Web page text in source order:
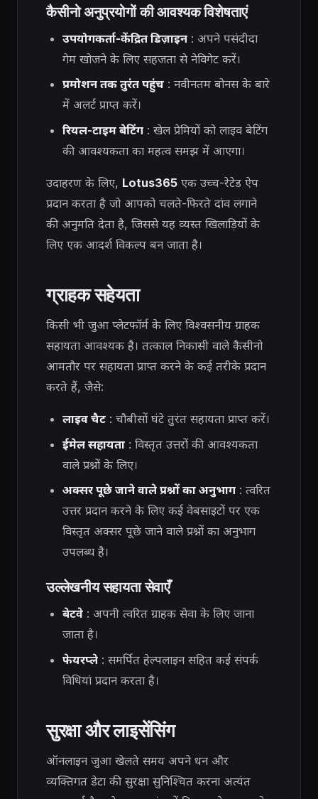
कैसीनो अनुप्रयोगों की आवश्यक विशेषताएं
उपयोगकर्ता-केंद्रित डिज़ाइन: अपने पसंदीदा
गेम खोजने के लिए सहजता से नेविगेट करें।
प्रमोशन तक तुरंत पहुंच: नवीनतम बोनस के बारे
में अलर्ट प्राप्त करें।
रियल-टाइम बेटिंग: खेल प्रेमियों को लाइव बेटिंग
की आवश्यकता का महत्व समझ में आएगा।
उदाहरण के लिए, Lotus365 एक उच्च-रेटेड ऐप
प्रदान करता है जो आपको चलते-फिरते दांव लगाने
की अनुमति देता है, जिससे यह व्यस्त खिलाड़ियों के
लिए एक आदर्श विकल्प बन जाता है।
ग्राहक सहेयता
किसी भी जुआ प्लेटफॉर्म के लिए विश्वसनीय ग्राहक
सहायता आवश्यक है। तत्काल निकासी वाले कैसीनो
आमतौर पर सहायता प्राप्त करने के कई तरीके प्रदान
करते हैं, जैसे:
लाइव चैट: चौबीसों घंटे तुरंत सहायता प्राप्त करें।
ईमेल सहायता: विस्तृत उत्तरों की आवश्यकता
वाले प्रश्नों के लिए।
अक्सर पूछे जाने वाले प्रश्नों का अनुभाग: त्वरित
उत्तर प्रदान करने के लिए कई वेबसाइटों पर एक
विस्तृत अक्सर पूछे जाने वाले प्रश्नों का अनुभाग
उपलब्ध है।
उल्लेखनीय सहायता सेवाएँ
बेटवे: अपनी त्वरित ग्राहक सेवा के लिए जाना
जाता है।
फेयरप्ले: समर्पित हेल्पलाइन सहित कई संपर्क
विधियां प्रदान करता है।
सुरक्षा और लाइसेंसिंग
ऑनलाइन जुआ खेलते समय अपने धन और
व्यक्तिगत डेटा की सुरक्षा सुनिश्चित करना अत्यंत